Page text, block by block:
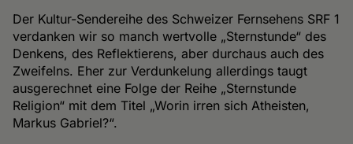
Der Kultur-Sendereihe des Schweizer Fernsehens SRF 1
verdanken wir so manch wertvolle „Sternstunde“ des
Denkens, des Reflektierens, aber durchaus auch des
Zweifelns. Eher zur Verdunkelung allerdings taugt
ausgerechnet eine Folge der Reihe „Sternstunde
Religion“ mit dem Titel „Worin irren sich Atheisten,
Markus Gabriel?“.